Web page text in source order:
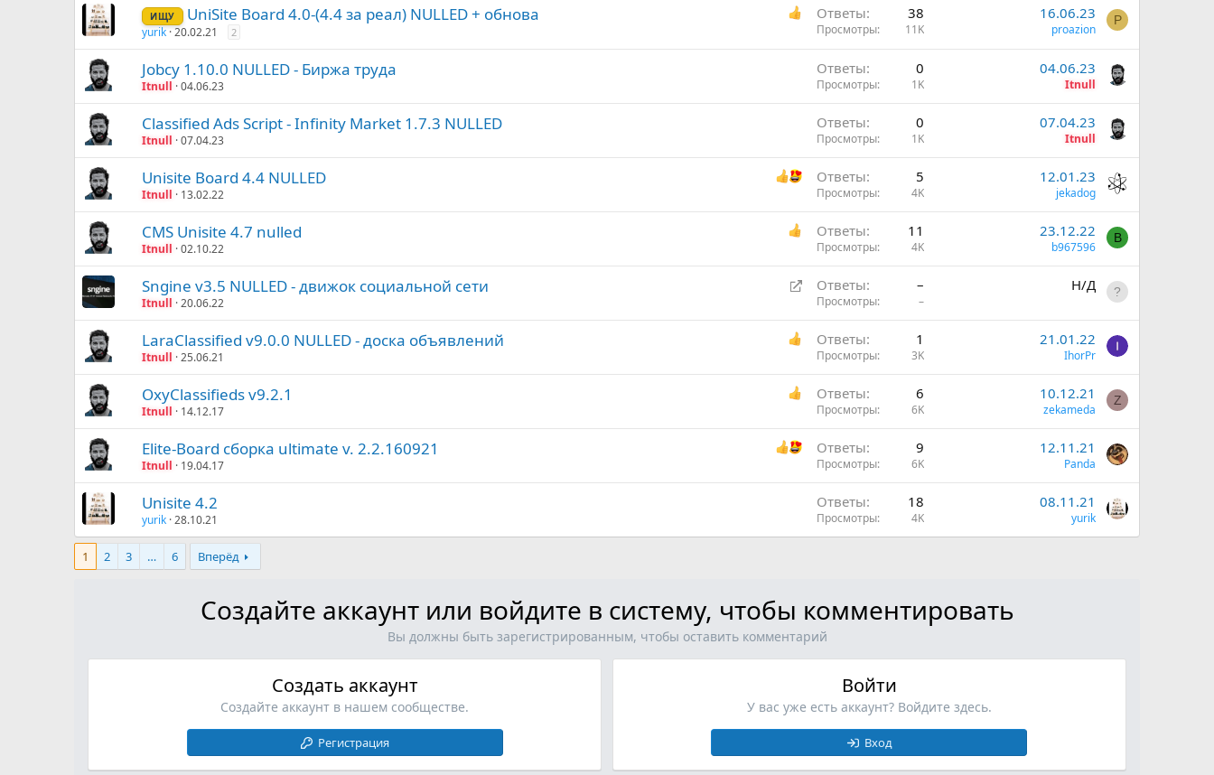
ИЩУ UniSite Board 4.0-(4.4 за реал) NULLED + обнова
yurik 20.02.21 2
Ответы 38
Просмотры 11K
16.06.23
proazion
P
Jobcy 1.10.0 NULLED - Биржа труда
Itnull 04.06.23
Ответы 0
Просмотры 1K
04.06.23
Itnull
Classified Ads Script - Infinity Market 1.7.3 NULLED
Itnull 07.04.23
Ответы 0
Просмотры 1K
07.04.23
Itnull
Unisite Board 4.4 NULLED
Itnull 13.02.22
Ответы 5
Просмотры 4K
12.01.23
jekadog
CMS Unisite 4.7 nulled
Itnull 02.10.22
Ответы 11
Просмотры 4K
23.12.22
b967596
B
П
р
д
а
Sngine v3.5 NULLED - движок социальной сети
Itnull 20.06.22
Ответы –
Просмотры –
Н/Д
LaraClassified v9.0.0 NULLED - доска объявлений
Itnull 25.06.21
Ответы 1
Просмотры 3K
21.01.22
IhorPr
OxyClassifieds v9.2.1
Itnull 14.12.17
Ответы 6
Просмотры 6K
10.12.21
zekameda
Z
Elite-Board сборка ultimate v. 2.2.160921
Itnull 19.04.17
Ответы 9
Просмотры 6K
12.11.21
Panda
Unisite 4.2
yurik 28.10.21
Ответы 18
Просмотры 4K
08.11.21
yurik
1 2 3 … 6 Вперёд
Создайте аккаунт или войдите в систему, чтобы комментировать
Вы должны быть зарегистрированным, чтобы оставить комментарий
Создать аккаунт
Создайте аккаунт в нашем сообществе.
Регистрация
Войти
У вас уже есть аккаунт? Войдите здесь.
Вход